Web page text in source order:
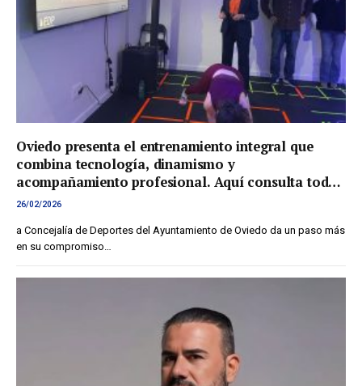
Oviedo presenta el entrenamiento integral que
combina tecnología, dinamismo y
acompañamiento profesional. Aquí consulta toda
la información
26/02/2026
a Concejalía de Deportes del Ayuntamiento de Oviedo da un paso más
en su compromiso…